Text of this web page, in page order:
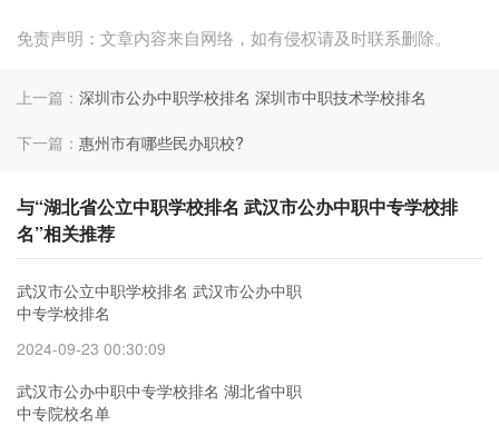
免责声明：文章内容来自网络，如有侵权请及时联系删除。
上一篇： 深圳市公办中职学校排名 深圳市中职技术学校排名
下一篇： 惠州市有哪些民办职校?
与“湖北省公立中职学校排名 武汉市公办中职中专学校排
名”相关推荐
武汉市公立中职学校排名 武汉市公办中职
中专学校排名
2024-09-23 00:30:09
武汉市公办中职中专学校排名 湖北省中职
中专院校名单